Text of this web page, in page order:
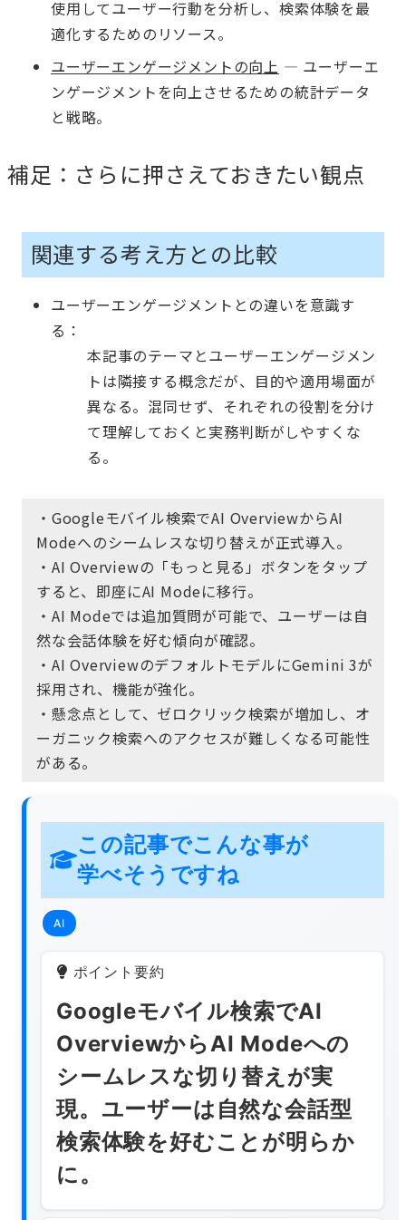
使用してユーザー行動を分析し、検索体験を最
適化するためのリソース。
ユーザーエンゲージメントの向上 — ユーザーエ
ンゲージメントを向上させるための統計データ
と戦略。
補足：さらに押さえておきたい観点
関連する考え方との比較
ユーザーエンゲージメントとの違いを意識す
る：
本記事のテーマとユーザーエンゲージメン
トは隣接する概念だが、目的や適用場面が
異なる。混同せず、それぞれの役割を分け
て理解しておくと実務判断がしやすくな
る。
・Googleモバイル検索でAI OverviewからAI
Modeへのシームレスな切り替えが正式導入。
・AI Overviewの「もっと見る」ボタンをタップ
すると、即座にAI Modeに移行。
・AI Modeでは追加質問が可能で、ユーザーは自
然な会話体験を好む傾向が確認。
・AI OverviewのデフォルトモデルにGemini 3が
採用され、機能が強化。
・懸念点として、ゼロクリック検索が増加し、オ
ーガニック検索へのアクセスが難しくなる可能性
がある。
この記事でこんな事が
学べそうですね
AI
ポイント要約
Googleモバイル検索でAI
OverviewからAI Modeへの
シームレスな切り替えが実
現。ユーザーは自然な会話型
検索体験を好むことが明らか
に。